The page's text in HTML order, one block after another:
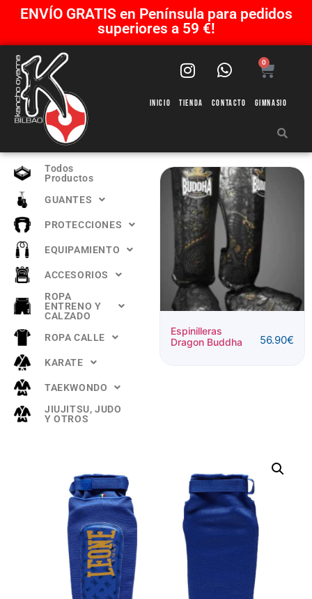
ENVÍO GRATIS en Península para pedidos
superiores a 59 €!
0
Inicio Tienda Contacto Gimnasio
Todos
Productos
GUANTES
PROTECCIONES
EQUIPAMIENTO
ACCESORIOS
ROPA
ENTRENO Y
CALZADO
ROPA CALLE
KARATE
TAEKWONDO
JIUJITSU, JUDO
Y OTROS
Espinillera
"TITANIUM"
Rosa
Espinilleras
Dragon Buddha
56.90€